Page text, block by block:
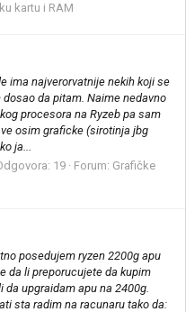
kartu i RAM
ima najverorvatnije nekih koji se
dosao da pitam. Naime nedavno
procesora na Ryzeb pa sam
osim graficke (sirotinja jbg
ja...
19 Forum: Grafičke
posedujem ryzen 2200g apu
da li preporucujete da kupim
upgraidam apu na 2400g.
sta radim na racunaru tako da: